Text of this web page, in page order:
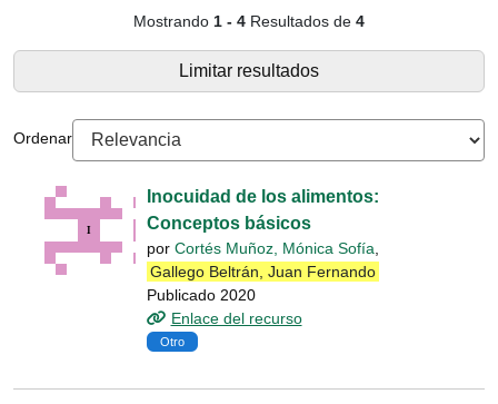
Mostrando 1 - 4 Resultados de 4
Limitar resultados
Ordenar
Inocuidad de los alimentos:
Conceptos básicos
por Cortés Muñoz, Mónica Sofía
Gallego Beltrán, Juan Fernando
Publicado 2020
Enlace del recurso
Otro